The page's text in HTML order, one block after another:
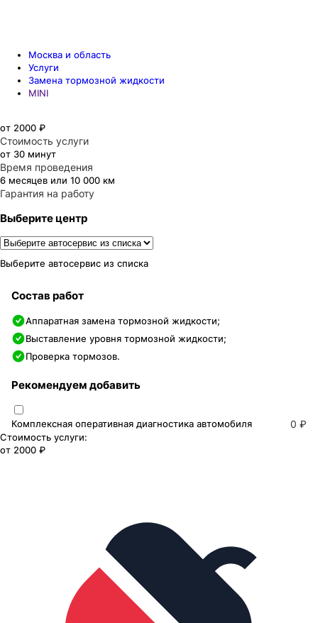
Москва и область
Услуги
Замена тормозной жидкости
MINI
от 2000 ₽
Стоимость услуги
от 30 минут
Время проведения
6 месяцев или 10 000 км
Гарантия на работу
Выберите центр
Выберите автосервис из списка
Состав работ
Аппаратная замена тормозной жидкости;
Выставление уровня тормозной жидкости;
Проверка тормозов.
Рекомендуем добавить
Комплексная оперативная диагностика автомобиля 0 ₽
Стоимость услуги:
от 2000 ₽